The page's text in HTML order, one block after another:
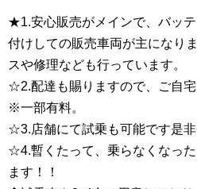
★1.安心販売がメインで、バッ
付けしての販売車両が主になり
スや修理なども行っています。
☆2.配達も賜りますので、ご自宅
※一部有料。
☆3.店舗にて試乗も可能です是
☆4.暫くたって、乗らなくなっ
ます！！